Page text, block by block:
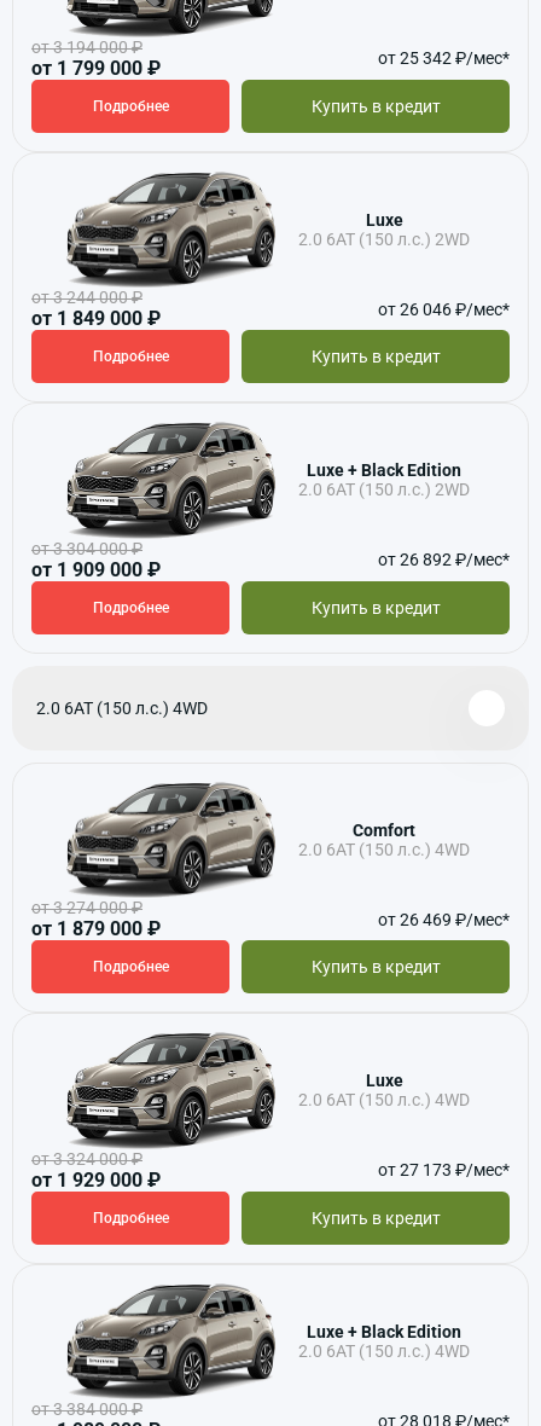
от 3 194 000 ₽
от 1 799 000 ₽ от 25 342 ₽/мес*
Подробнее Купить в кредит
Luxe
2.0 6АТ (150 л.с.) 2WD
от 3 244 000 ₽
от 1 849 000 ₽ от 26 046 ₽/мес*
Подробнее Купить в кредит
Luxe + Black Edition
2.0 6АТ (150 л.с.) 2WD
от 3 304 000 ₽
от 1 909 000 ₽ от 26 892 ₽/мес*
Подробнее Купить в кредит
2.0 6АТ (150 л.с.) 4WD
Comfort
2.0 6АТ (150 л.с.) 4WD
от 3 274 000 ₽
от 1 879 000 ₽ от 26 469 ₽/мес*
Подробнее Купить в кредит
Luxe
2.0 6АТ (150 л.с.) 4WD
от 3 324 000 ₽
от 1 929 000 ₽ от 27 173 ₽/мес*
Подробнее Купить в кредит
Luxe + Black Edition
2.0 6АТ (150 л.с.) 4WD
от 3 384 000 ₽
от 28 018 ₽/мес*